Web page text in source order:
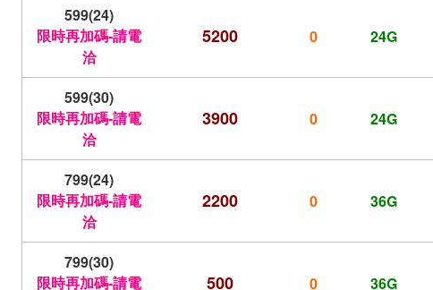
599(24)
限時再加碼-請電
洽
5200 0 24G
599(30)
限時再加碼-請電
洽
3900 0 24G
799(24)
限時再加碼-請電
洽
2200 0 36G
799(30)
限時再加碼-請電
500 0 36G